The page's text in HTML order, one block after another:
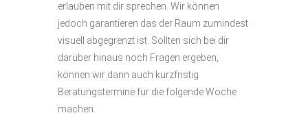
erlauben mit dir sprechen. Wir können
jedoch garantieren das der Raum zumindest
visuell abgegrenzt ist. Sollten sich bei dir
darüber hinaus noch Fragen ergeben,
können wir dann auch kurzfristig
Beratungstermine für die folgende Woche
machen.